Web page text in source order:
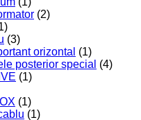
(2)
(3)
orizontal (1)
posterior special (4)
(1)
(1)
(1)